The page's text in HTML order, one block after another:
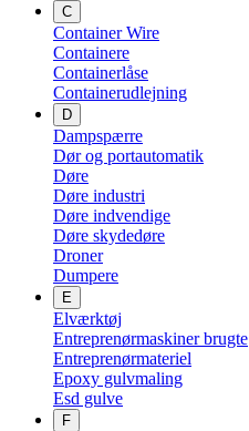
C
Container Wire
Containere
Containerlåse
Containerudlejning
D
Dampspærre
Dør og portautomatik
Døre
Døre industri
Døre indvendige
Døre skydedøre
Droner
Dumpere
E
Elværktøj
Entreprenørmaskiner brugte
Entreprenørmateriel
Epoxy gulvmaling
Esd gulve
F